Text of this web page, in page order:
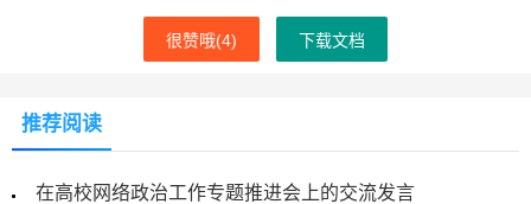
很赞哦(4) 下载文档
推荐阅读
在高校网络政治工作专题推进会上的交流发言